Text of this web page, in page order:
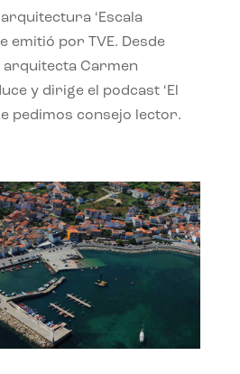
‘Escala
emitió por TVE. Desde
arquitecta Carmen
y dirige el podcast ‘El
pedimos consejo lector.